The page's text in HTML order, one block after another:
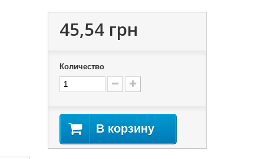
45,54 грн
Количество
В корзину